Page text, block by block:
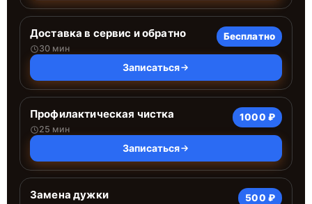
Доставка в сервис и обратно
30 мин
Бесплатно
Записаться
Профилактическая чистка
25 мин
1000 ₽
Записаться
Замена дужки 500 ₽